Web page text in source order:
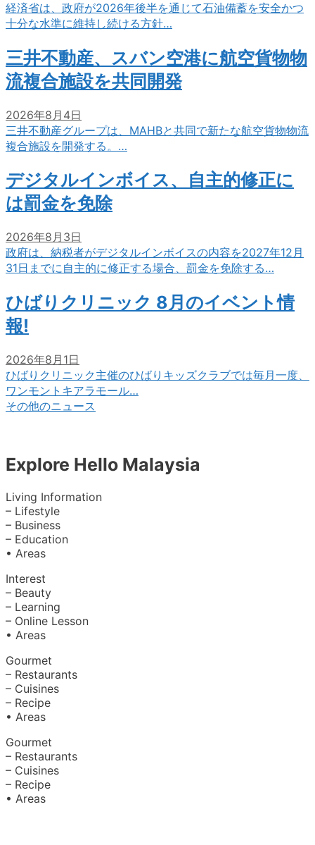
経済省は、政府が2026年後半を通じて石油備蓄を安全かつ
十分な水準に維持し続ける方針…
三井不動産、スバン空港に航空貨物物
流複合施設を共同開発
2026年8月4日
三井不動産グループは、MAHBと共同で新たな航空貨物物流
複合施設を開発する。…
デジタルインボイス、自主的修正に
は罰金を免除
2026年8月3日
政府は、納税者がデジタルインボイスの内容を2027年12月
31日までに自主的に修正する場合、罰金を免除する…
ひばりクリニック 8月のイベント情
報!
2026年8月1日
ひばりクリニック主催のひばりキッズクラブでは毎月一度、
ワンモントキアラモール…
その他のニュース
Explore Hello Malaysia
Living Information
– Lifestyle
– Business
– Education
• Areas
Interest
– Beauty
– Learning
– Online Lesson
• Areas
Gourmet
– Restaurants
– Cuisines
– Recipe
• Areas
Gourmet
– Restaurants
– Cuisines
– Recipe
• Areas